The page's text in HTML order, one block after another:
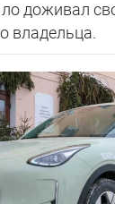
доживал
владельца.